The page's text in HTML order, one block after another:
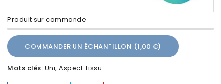
Produit sur commande
COMMANDER UN ÉCHANTILLON (1,00 €)
Mots clés: Uni Aspect Tissu